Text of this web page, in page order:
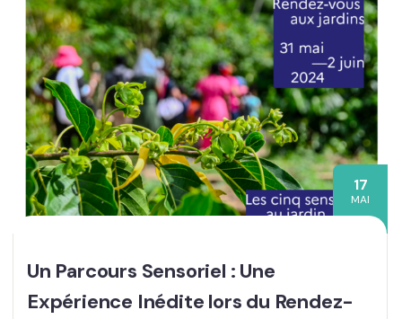
17
MAI
Un Parcours Sensoriel : Une
Expérience Inédite lors du Rendez-